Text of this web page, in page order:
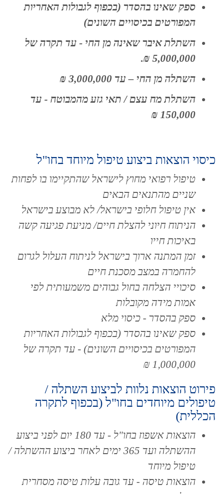
ספק שאינו בהסדר (בכפוף לגבולות האחריות
המפורטים בכיסויים השונים)
השתלת איבר שאינה מן החי - עד תקרה של
5,000,000 ₪.
השתלה מן החי – עד 3,000,000 ₪
השתלת מח עצם / תאי גזע מהמבוטח - עד
150,000 ₪
כיסוי הוצאות ביצוע טיפול מיוחד בחו"ל
טיפול רפואי מחוץ לישראל שהתקיימו בו לפחות
שניים מהתנאים הבאים
אין טיפול חלופי בישראל/ לא מבוצע בישראל
הניתוח חיוני להצלת חיים/ מניעת פגיעה קשה
באיכות חייו
זמן המתנה ארוך בישראל לניתוח העלול לגרום
להחמרה במצב מסכנת חיים
סיכויי הצלחה בחול גבוהים משמעותית לפי
אמות מידה מקובלות
ספק בהסדר - כיסוי מלא
ספק שאינו בהסדר (בכפוף לגבולות האחריות
המפורטים בכיסויים השונים) - עד תקרה של
1,000,000 ₪
פירוט הוצאות נלוות לביצוע השתלה /
טיפולים מיוחדים בחו"ל (בכפוף לתקרה
הכללית)
הוצאות אשפוז בחו"ל - עד 180 יום לפני ביצוע
ההשתלה ועד 365 ימים לאחר ביצוע ההשתלה /
טיפול מיוחד
הוצאות טיסה - עד גובה עלות טיסה מסחרית